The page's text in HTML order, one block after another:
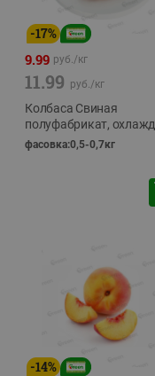
-17%
9.99 руб./кг
11.99 руб./кг
Колбаса Свиная
полуфабрикат, охлажд
фасовка:0,5-0,7кг
-14%